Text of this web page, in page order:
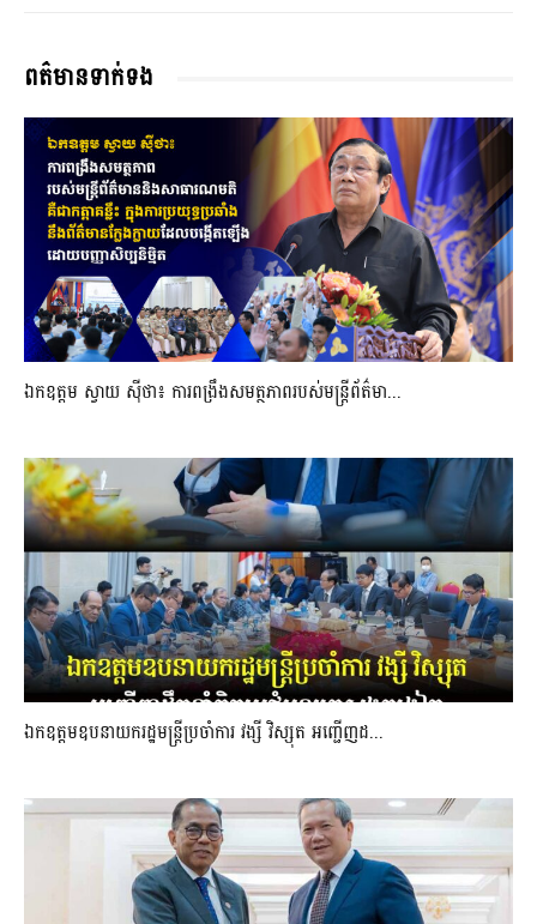
ពត៌មានទាក់ទង
ឯកឧត្តម ស្វាយ ស៊ីថា៖ ការពង្រឹងសមត្ថភាពរបស់មន្ត្រីព័ត៌មា...
ឯកឧត្តមឧបនាយករដ្ឋមន្រ្តីប្រចាំការ វង្សី វិស្សុត អញ្ជើញដ...